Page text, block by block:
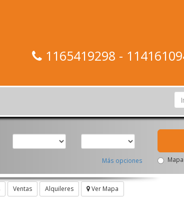
1165419298 -
Más opciones Mapa
Ventas Alquileres Ver Mapa